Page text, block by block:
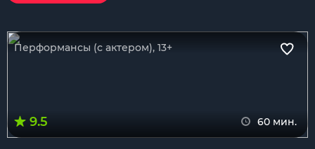
Перформансы (с актером), 13+
9.5 60 мин.